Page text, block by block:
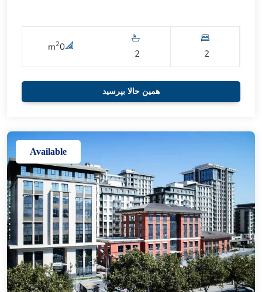
2
2
0
m2
همین حالا بپرسید
Available